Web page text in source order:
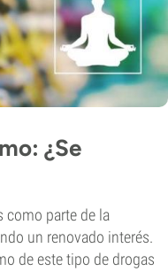
¿Se
como parte de la
un renovado interés.
de este tipo de drogas